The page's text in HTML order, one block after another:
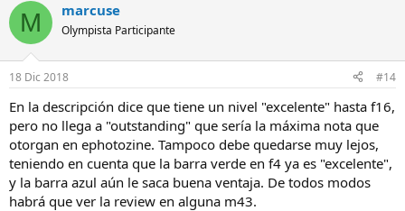
M marcuse
Olympista Participante
18 Dic 2018 #14
En la descripción dice que tiene un nivel "excelente" hasta f16,
pero no llega a "outstanding" que sería la máxima nota que
otorgan en ephotozine. Tampoco debe quedarse muy lejos,
teniendo en cuenta que la barra verde en f4 ya es "excelente",
y la barra azul aún le saca buena ventaja. De todos modos
habrá que ver la review en alguna m43.